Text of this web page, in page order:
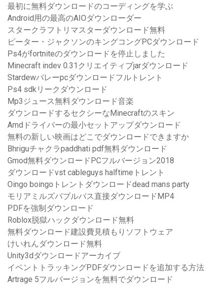
最初に無料ダウンロードのコーディングを学ぶ
Android用の最高のAIOダウンローダー
スタークラフトリマスターダウンロード無料
ピーター・ジャクソンのキングコングPCダウンロード
Ps4がfortniteのダウンロードを停止しました
Minecraft indev 0.31クリエイティブjarダウンロード
Stardewバレーpcダウンロードフルトレント
Ps4 sdkリークダウンロード
Mp3ジュース無料ダウンロード音楽
ダウンロードするセクシーなMinecraftのスキン
Amdドライバーの最小セットアップダウンロード
無料の新しい映画はどこでダウンロードできますか
Bhriguチャクラpaddhati pdf無料ダウンロード
Gmod無料ダウンロードPCフルバージョン2018
ダウンロードvst cableguys halftimeトレント
Oingo boingoトレントダウンロードdead mans party
モリアミルズバブルバス直接ダウンロードMP4
PDFを強制ダウンロード
Roblox脱獄ハックダウンロード無料
無料ダウンロード建設費見積もりソフトウェア
けいれんダウンロード無料
Unity3dダウンロードアーカイブ
イベントトラッキングPDFダウンロードを追加する方法
Artrage 5フルバージョンを無料でダウンロード